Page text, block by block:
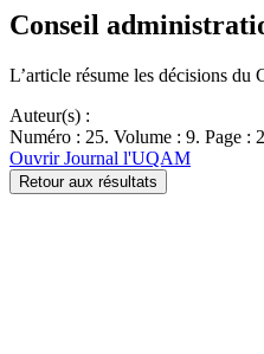
Conseil
L’article résume les décisions du
Auteur(s) :
Numéro : 25. Volume : 9. Page :
Ouvrir Journal l'UQAM
Retour aux résultats